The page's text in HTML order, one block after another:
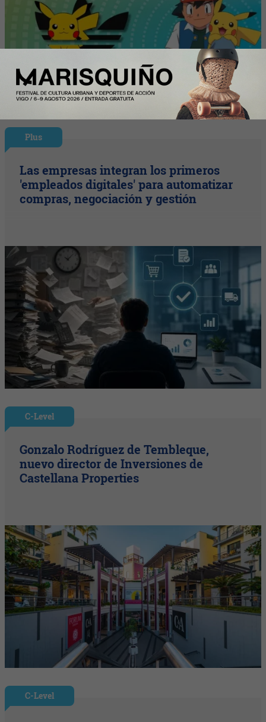
Plus
Las empresas integran los primeros
'empleados digitales' para automatizar
compras, negociación y gestión
C-Level
Gonzalo Rodríguez de Tembleque,
nuevo director de Inversiones de
Castellana Properties
C-Level